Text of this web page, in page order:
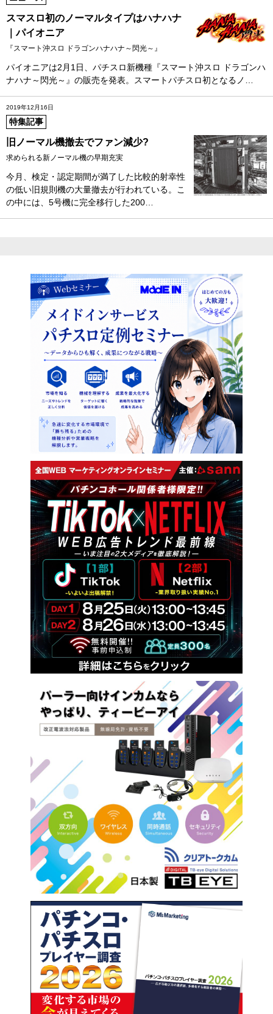
スマスロ初のノーマルタイプはハナハナ
｜パイオニア
『スマート沖スロ ドラゴンハナハナ～閃光～』
パイオニアは2月1日、パチスロ新機種『スマート沖スロ ドラゴンハ
ナハナ～閃光～』の販売を発表。スマートパチスロ初となるノ…
2019年12月16日
特集記事
旧ノーマル機撤去でファン減少?
求められる新ノーマル機の早期充実
今月、検定・認定期間が満了した比較的射幸性
の低い旧規則機の大量撤去が行われている。こ
の中には、5号機に完全移行した200…